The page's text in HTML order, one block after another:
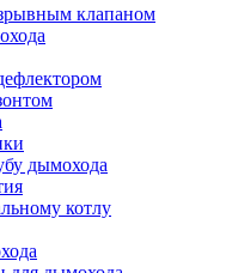
клапаном
дымохода
котлу